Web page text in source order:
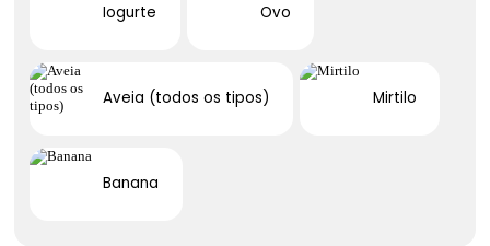
Iogurte Ovo
Aveia (todos os tipos) Mirtilo
Banana